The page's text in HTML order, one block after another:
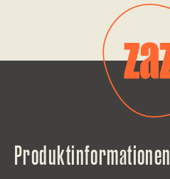
Produktinformationen